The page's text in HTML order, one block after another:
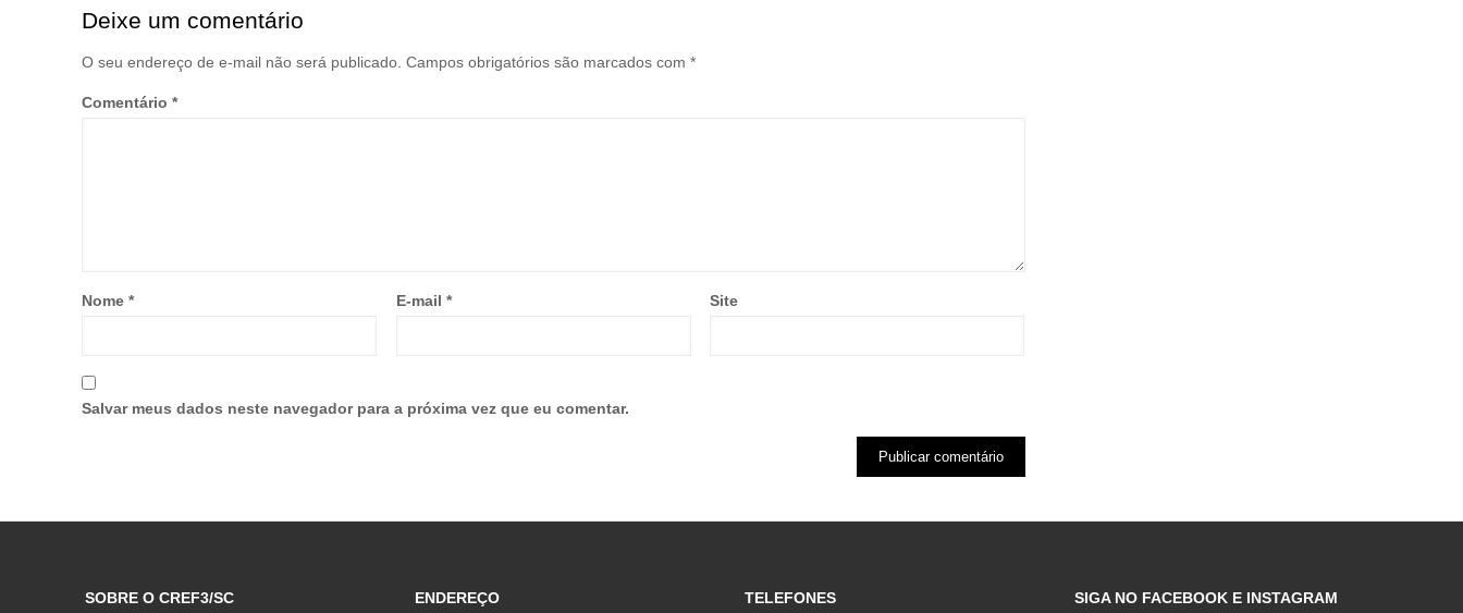
Deixe um comentário
O seu endereço de e-mail não será publicado. Campos obrigatórios são marcados com *
Comentário *
Nome * E-mail * Site
Salvar meus dados neste navegador para a próxima vez que eu comentar.
SOBRE O CREF3/SC ENDEREÇO TELEFONES SIGA NO FACEBOOK E INSTAGRAM